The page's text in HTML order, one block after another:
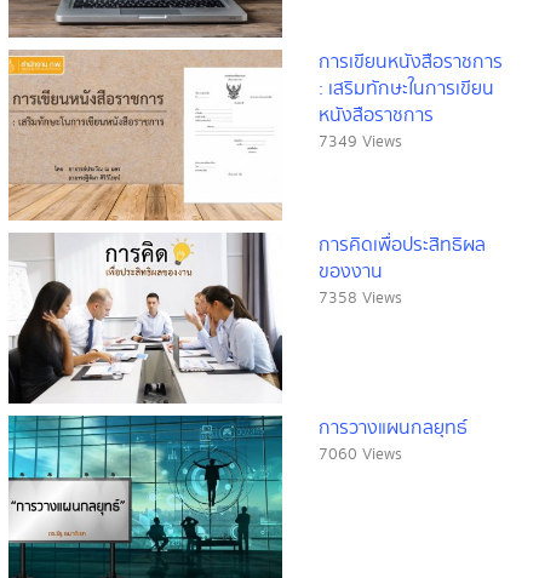
การเขียนหนังสือราชการ
: เสริมทักษะในการเขียน
หนังสือราชการ
7349 Views
การคิดเพื่อประสิทธิผล
ของงาน
7358 Views
การวางแผนกลยุทธ์
7060 Views